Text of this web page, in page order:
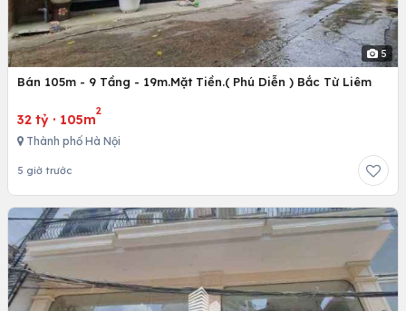
5
Bán 105m - 9 Tầng - 19m.Mặt Tiền.( Phú Diễn ) Bắc Từ Liêm
32 tỷ · 105m
2
Thành phố Hà Nội
5 giờ trước